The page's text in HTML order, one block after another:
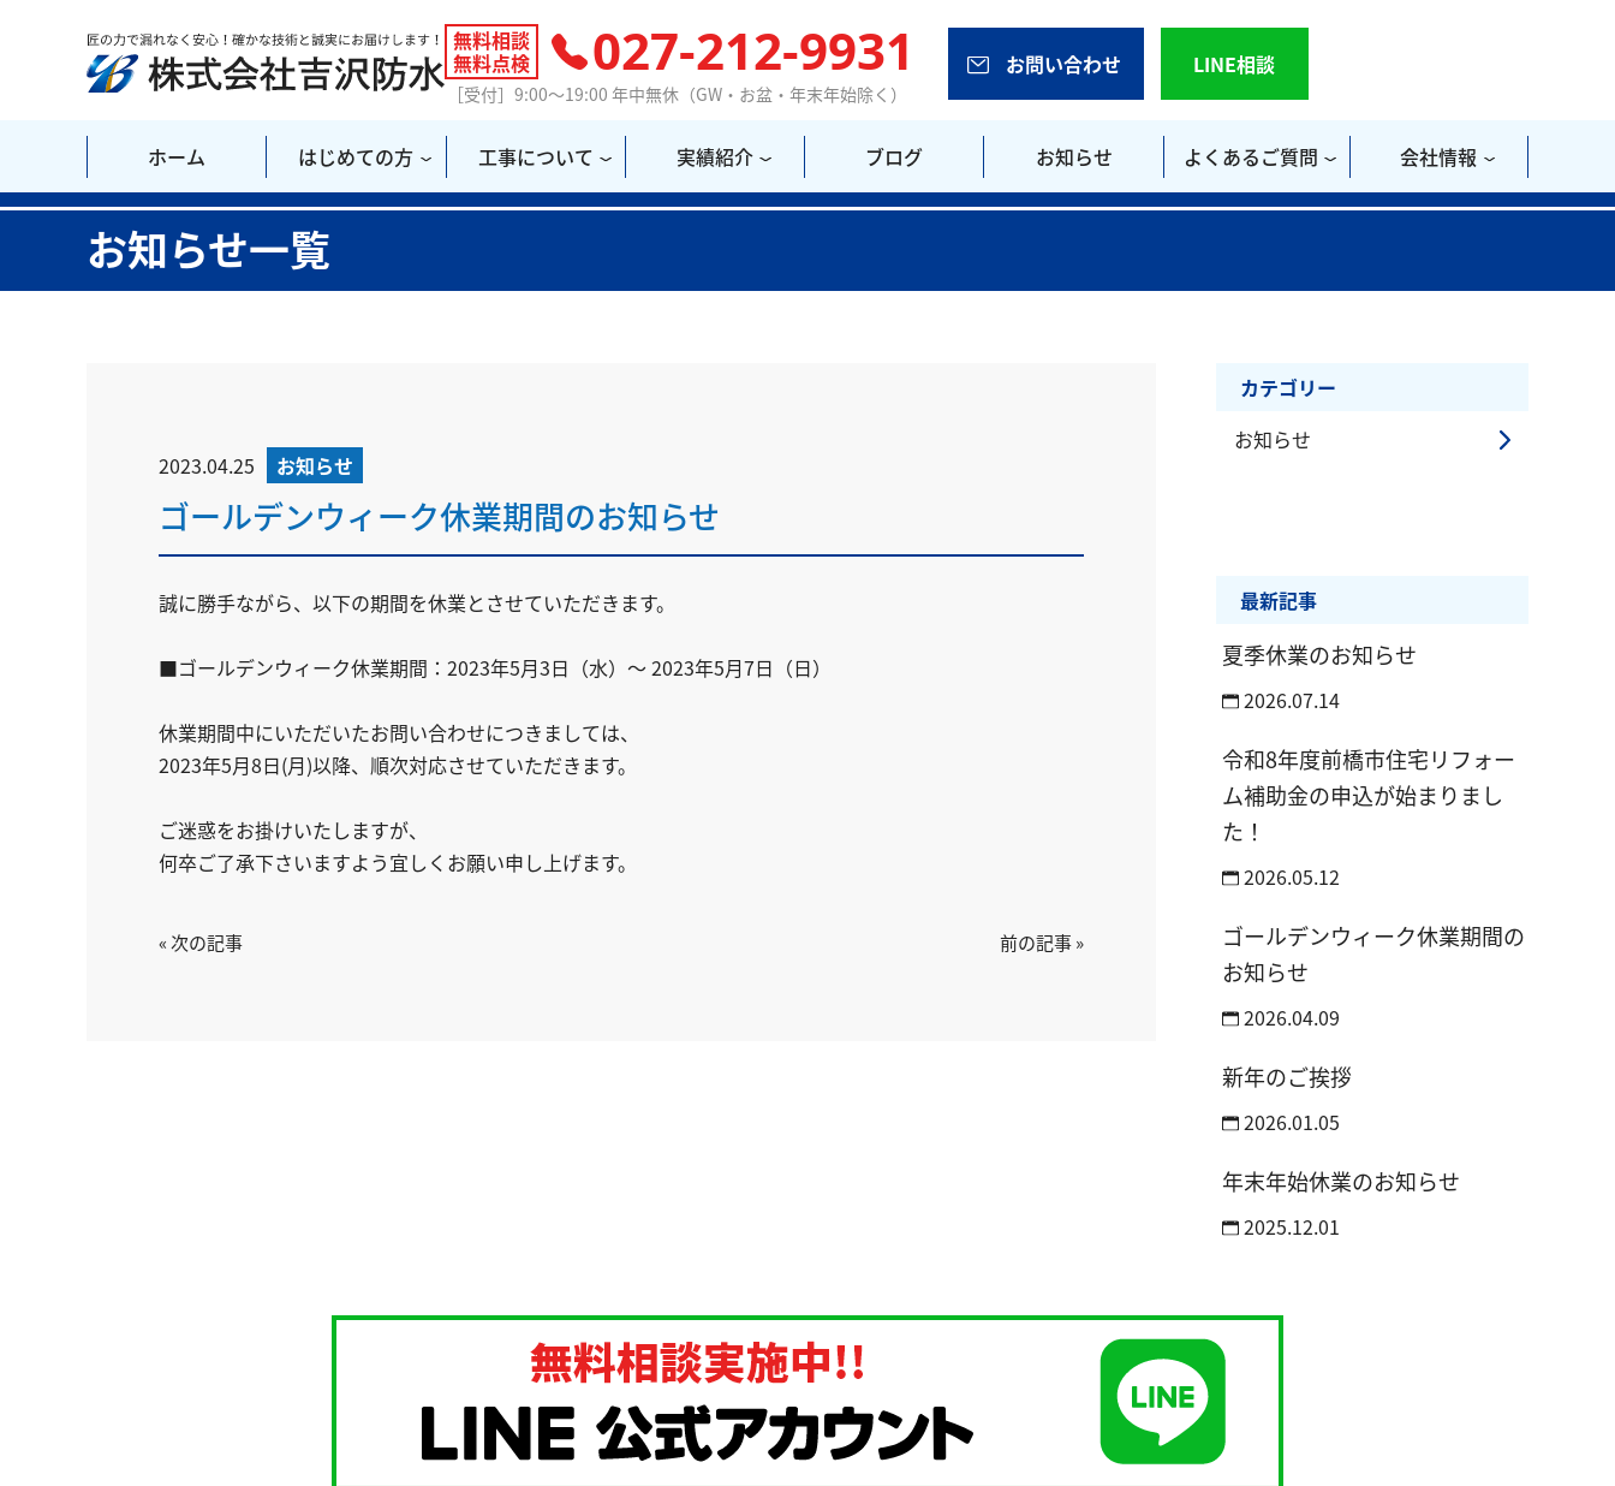
無料相談
無料点検 027-212-9931
［受付］9:00～19:00 年中無休（GW・お盆・年末年始除く）
お問い合わせ LINE相談
ホーム はじめての方 工事について 実績紹介 ブログ お知らせ よくあるご質問 会社情報
お知らせ一覧
2023.04.25 お知らせ
ゴールデンウィーク休業期間のお知らせ
誠に勝手ながら、以下の期間を休業とさせていただきます。
■ゴールデンウィーク休業期間：2023年5月3日（水）～ 2023年5月7日（日）
休業期間中にいただいたお問い合わせにつきましては、
2023年5月8日(月)以降、順次対応させていただきます。
ご迷惑をお掛けいたしますが、
何卒ご了承下さいますよう宜しくお願い申し上げます。
« 次の記事 前の記事 »
カテゴリー
お知らせ
最新記事
夏季休業のお知らせ
2026.07.14
令和8年度前橋市住宅リフォー
ム補助金の申込が始まりまし
た！
2026.05.12
ゴールデンウィーク休業期間の
お知らせ
2026.04.09
新年のご挨拶
2026.01.05
年末年始休業のお知らせ
2025.12.01